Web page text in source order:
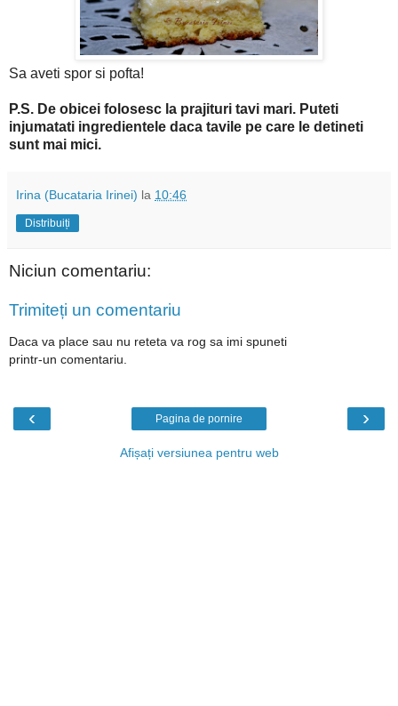
Sa aveti spor si pofta!
P.S. De obicei folosesc la prajituri tavi mari. Puteti
injumatati ingredientele daca tavile pe care le detineti
sunt mai mici.
Irina (Bucataria Irinei) la 10:46
Distribuiți
Niciun comentariu:
Trimiteți un comentariu
Daca va place sau nu reteta va rog sa imi spuneti
printr-un comentariu.
‹ ›
Pagina de pornire
Afișați versiunea pentru web